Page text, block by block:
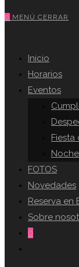
LA
esta
0 MENÚ CERRAR
Inicio
Horarios
Eventos
Fiesta
FOTOS
Novedades
Reserva en
Sobre
0